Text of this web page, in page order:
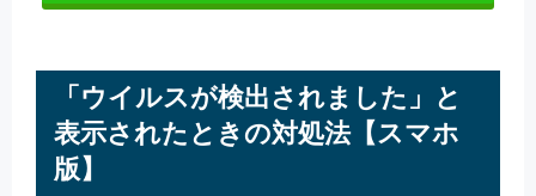
「ウイルスが検出されました」と
表示されたときの対処法【スマホ
版】